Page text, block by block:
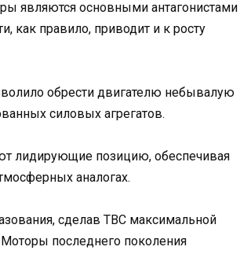
являются основными антагонистами
как правило, приводит и к росту
обрести двигателю небывалую
силовых агрегатов.
лидирующие позицию, обеспечивая
аналогах.
сделав ТВС максимальной
последнего поколения